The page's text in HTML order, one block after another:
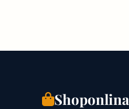
Shoponlina